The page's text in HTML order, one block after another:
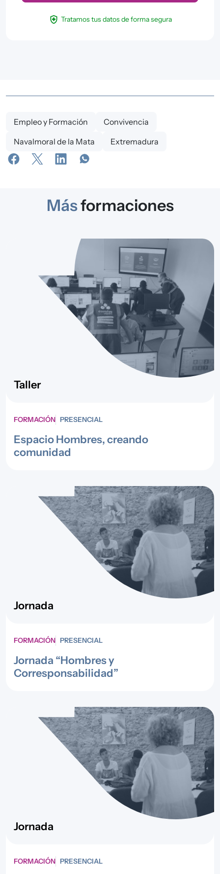
health_and_safety Tratamos tus datos de forma segura
Empleo y Formación
Convivencia
Navalmoral de la Mata
Extremadura
Másformaciones
Taller
FORMACIÓN PRESENCIAL
Espacio Hombres, creando
comunidad
Jornada
FORMACIÓN PRESENCIAL
Jornada “Hombres y
Corresponsabilidad”
Jornada
FORMACIÓN PRESENCIAL